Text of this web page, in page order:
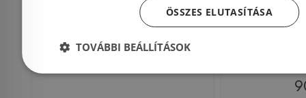
Sanimix 120x80 cm
Szögletes zuhanykabin
ÖSSZES ELUTASÍTÁSA
TOVÁBBI BEÁLLÍTÁSOK